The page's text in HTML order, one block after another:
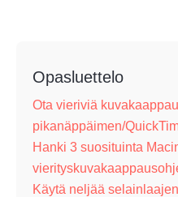
Opasluettelo
Ota vieriviä
pikanäppäimen/
Hanki 3 suosituinta
Käytä neljää